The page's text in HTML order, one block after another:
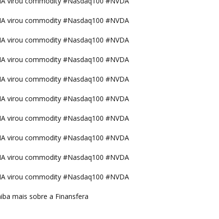
virou commodity #Nasdaq100 #NVDA
virou commodity #Nasdaq100 #NVDA
virou commodity #Nasdaq100 #NVDA
virou commodity #Nasdaq100 #NVDA
virou commodity #Nasdaq100 #NVDA
virou commodity #Nasdaq100 #NVDA
virou commodity #Nasdaq100 #NVDA
virou commodity #Nasdaq100 #NVDA
virou commodity #Nasdaq100 #NVDA
mais sobre a Finansfera